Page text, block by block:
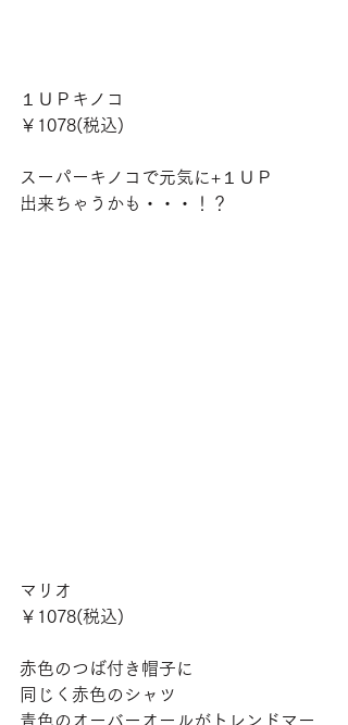
１ＵＰキノコ
￥1078(税込)
スーパーキノコで元気に+１ＵＰ
出来ちゃうかも・・・！？
マリオ
￥1078(税込)
赤色のつば付き帽子に
同じく赤色のシャツ
青色のオーバーオールがトレンドマー